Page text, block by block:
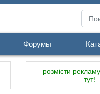
Форумы
розмісти
тут!